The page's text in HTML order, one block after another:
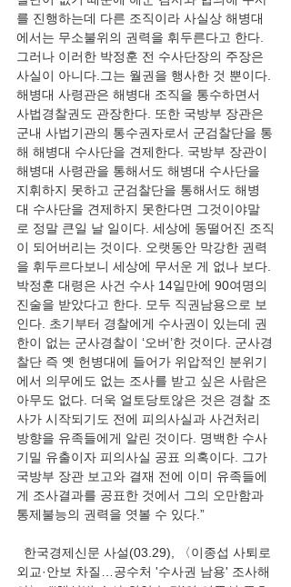
를 진행하는데 다른 조직이라 사실상 해병대
에서는 무소불위의 권력을 휘두른다고 한다.
그러나 이러한 박정훈 전 수사단장의 주장은
사실이 아니다.그는 월권을 행사한 것 뿐이다.
해병대 사령관은 해병대 조직을 통수하면서
사법경찰권도 관장한다. 또한 국방부 장관은
군내 사법기관의 통수권자로서 군검찰단을 통
해 해병대 수사단을 견제한다. 국방부 장관이
해병대 사령관을 통해서도 해병대 수사단을
지휘하지 못하고 군검찰단을 통해서도 해병
대 수사단을 견제하지 못한다면 그것이야말
로 정말 큰일 날 일이다. 세상에 동떨어진 조직
이 되어버리는 것이다. 오랫동안 막강한 권력
을 휘두르다보니 세상에 무서운 게 없나 보다.
박정훈 대령은 사건 수사 14일만에 90여명의
진술을 받았다고 한다. 모두 직권남용으로 보
인다. 초기부터 경찰에게 수사권이 있는데 권
한이 없는 군사경찰이 ‘오버’한 것이다. 군사경
찰단 즉 옛 헌병대에 들어가 위압적인 분위기
에서 의무에도 없는 조사를 받고 싶은 사람은
아무도 없다. 더욱 얼토당토않은 것은 경찰 조
사가 시작되기도 전에 피의사실과 사건처리
방향을 유족들에게 알린 것이다. 명백한 수사
기밀 유출이자 피의사실 공표 의혹이다. 그가
국방부 장관 보고와 결재 전에 이미 유족들에
게 조사결과를 공표한 것에서 그의 오만함과
통제불능의 권력을 엿볼 수 있다.”
한국경제신문 사설(03.29), 〈이종섭 사퇴로
외교·안보 차질…공수처 '수사권 남용' 조사해